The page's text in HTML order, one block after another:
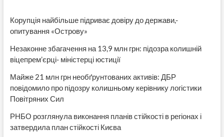
Корупція найбільше підриває довіру до держави,-
опитування «Острову»
Незаконне збагачення на 13,9 млн грн: підозра колишній
віцепрем’єрці- міністерці юстиції
Майже 21 млн грн необґрунтованих активів: ДБР
повідомило про підозру колишньому керівнику логістики
Повітряних Сил
РНБО розглянула виконання планів стійкості в регіонах і
затвердила план стійкості Києва